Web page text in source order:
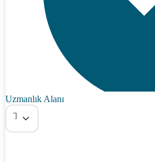
Uzmanlık Alanı
Tümü